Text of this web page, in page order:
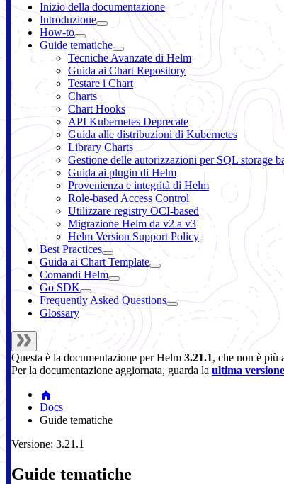
Inizio della documentazione
Introduzione
How-to
Guide tematiche
Tecniche Avanzate di Helm
Guida ai Chart Repository
Testare i Chart
Charts
Chart Hooks
API Kubernetes Deprecate
Guida alle distribuzioni di Kubernetes
Library Charts
Gestione delle autorizzazioni per SQL storage
Guida ai plugin di Helm
Provenienza e integrità di Helm
Role-based Access Control
Utilizzare registry OCI-based
Migrazione Helm da v2 a v3
Helm Version Support Policy
Best Practices
Guida ai Chart Template
Comandi Helm
Go SDK
Frequently Asked Questions
Glossary
Questa è la documentazione perHelm 3.21.1, che non è più
Per la documentazione aggiornata, guarda la ultima versione
Docs
Guide tematiche
Versione: 3.21.1
Guide tematiche